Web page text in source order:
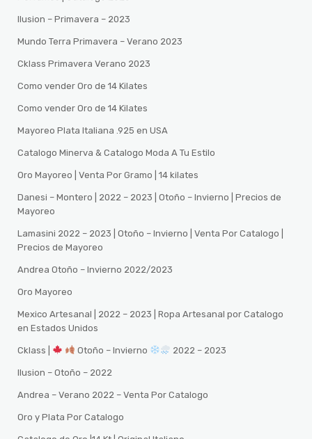
Ilusion – Primavera – 2023
Mundo Terra Primavera – Verano 2023
Cklass Primavera Verano 2023
Como vender Oro de 14 Kilates
Como vender Oro de 14 Kilates
Mayoreo Plata Italiana .925 en USA
Catalogo Minerva & Catalogo Moda A Tu Estilo
Oro Mayoreo | Venta Por Gramo | 14 kilates
Danesi – Montero | 2022 – 2023 | Otoño – Invierno | Precios de
Mayoreo
Lamasini 2022 – 2023 | Otoño – Invierno | Venta Por Catalogo |
Precios de Mayoreo
Andrea Otoño – Invierno 2022/2023
Oro Mayoreo
Mexico Artesanal | 2022 – 2023 | Ropa Artesanal por Catalogo
en Estados Unidos
Cklass | Otoño – Invierno 2022 – 2023
Ilusion – Otoño – 2022
Andrea – Verano 2022 – Venta Por Catalogo
Oro y Plata Por Catalogo